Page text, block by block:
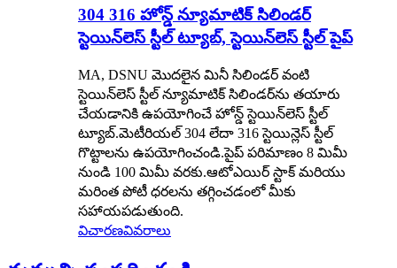
304 316 హోన్డ్ న్యూమాటిక్ సిలిండర్
స్టెయిన్‌లెస్ స్టీల్ ట్యూబ్, స్టెయిన్‌లెస్ స్టీల్ పైప్
MA, DSNU మొదలైన మినీ సిలిండర్ వంటి
స్టెయిన్‌లెస్ స్టీల్ న్యూమాటిక్ సిలిండర్‌ను తయారు
చేయడానికి ఉపయోగించే హోన్డ్ స్టెయిన్‌లెస్ స్టీల్
ట్యూబ్.మెటీరియల్ 304 లేదా 316 స్టెయిన్లెస్ స్టీల్
గొట్టాలను ఉపయోగించండి.పైప్ పరిమాణం 8 మిమీ
నుండి 100 మిమీ వరకు.ఆటోఎయిర్ స్టాక్ మరియు
మరింత పోటీ ధరలను తగ్గించడంలో మీకు
సహాయపడుతుంది.
విచారణవివరాలు